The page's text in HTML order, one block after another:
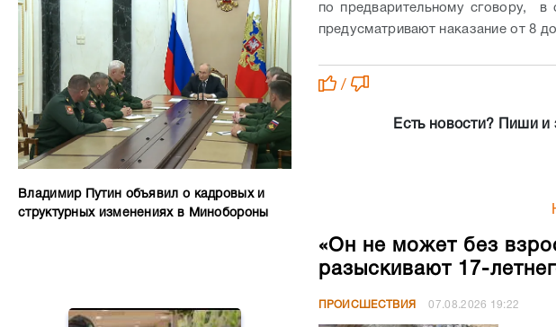
Владимир Путин объявил о кадровых и
структурных изменениях в Минобороны
по предварительному сговору,
предусматривают наказание от 8
/
Есть новости? Пиши
«Он не может без
разыскивают 17-
ПРОИСШЕСТВИЯ 07.08.2026 19:22